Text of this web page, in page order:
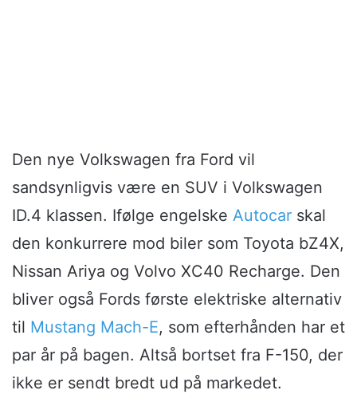
Den nye Volkswagen fra Ford vil
sandsynligvis være en SUV i Volkswagen
ID.4 klassen. Ifølge engelske Autocar skal
den konkurrere mod biler som Toyota bZ4X,
Nissan Ariya og Volvo XC40 Recharge. Den
bliver også Fords første elektriske alternativ
til Mustang Mach-E, som efterhånden har et
par år på bagen. Altså bortset fra F-150, der
ikke er sendt bredt ud på markedet.